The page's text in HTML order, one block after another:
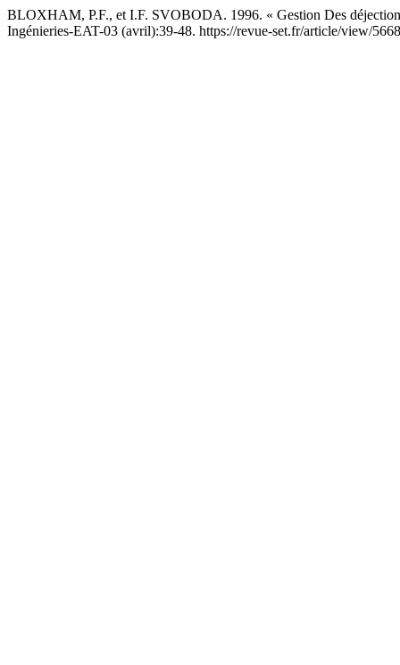
BLOXHAM, P.F., et I.F. SVOBODA. 1996. « Gestion Des
Ingénieries-EAT-03 (avril):39-48. https://revue-set.fr/article/view/